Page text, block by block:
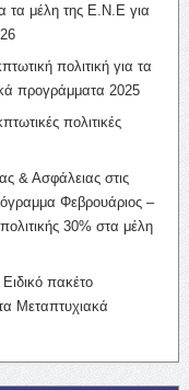
τα μέλη της Ε.Ν.Ε για
πολιτική για τα
προγράμματα 2025
πολιτικές
& Ασφάλειας στις
Φεβρουάριος –
30% στα μέλη
πακέτο
Μεταπτυχιακά